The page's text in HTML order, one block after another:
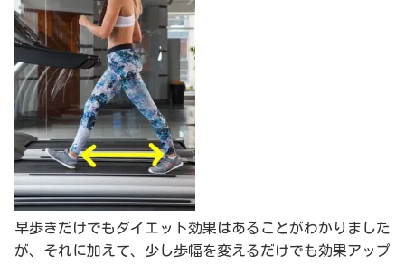
早歩きだけでもダイエット効果はあることがわかりました
が、それに加えて、少し歩幅を変えるだけでも効果アップ